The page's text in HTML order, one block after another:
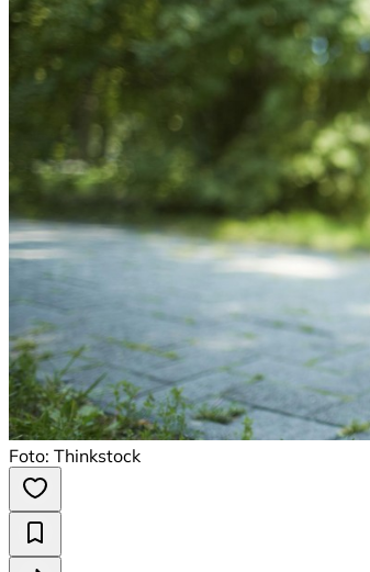
Foto: Thinkstock